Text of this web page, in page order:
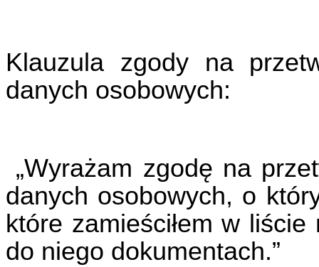
Klauzula zgody na
danych osobowych:
„Wyrażam zgodę na
danych osobowych, o
które zamieściłem w
do niego dokumentach.”